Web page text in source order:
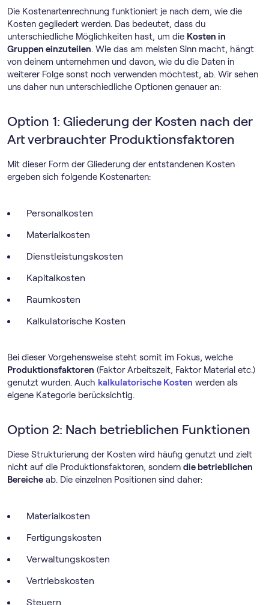
Die Kostenartenrechnung funktioniert je nach dem, wie die
Kosten gegliedert werden. Das bedeutet, dass du
unterschiedliche Möglichkeiten hast, um die Kosten in
Gruppen einzuteilen. Wie das am meisten Sinn macht, hängt
von deinem unternehmen und davon, wie du die Daten in
weiterer Folge sonst noch verwenden möchtest, ab. Wir sehen
uns daher nun unterschiedliche Optionen genauer an:
Option 1: Gliederung der Kosten nach der
Art verbrauchter Produktionsfaktoren
Mit dieser Form der Gliederung der entstandenen Kosten
ergeben sich folgende Kostenarten:
Personalkosten
Materialkosten
Dienstleistungskosten
Kapitalkosten
Raumkosten
Kalkulatorische Kosten
Bei dieser Vorgehensweise steht somit im Fokus, welche
Produktionsfaktoren (Faktor Arbeitszeit, Faktor Material etc.)
genutzt wurden. Auch kalkulatorische Kosten werden als
eigene Kategorie berücksichtig.
Option 2: Nach betrieblichen Funktionen
Diese Strukturierung der Kosten wird häufig genutzt und zielt
nicht auf die Produktionsfaktoren, sondern die betrieblichen
Bereiche ab. Die einzelnen Positionen sind daher:
Materialkosten
Fertigungskosten
Verwaltungskosten
Vertriebskosten
Steuern